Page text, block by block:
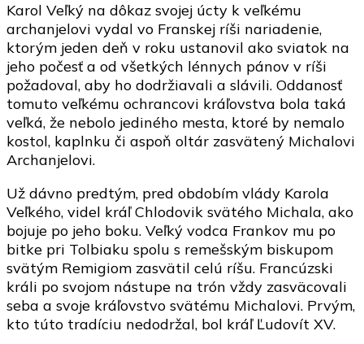
Karol Veľký na dôkaz svojej úcty k veľkému
archanjelovi vydal vo Franskej ríši nariadenie,
ktorým jeden deň v roku ustanovil ako sviatok na
jeho počesť a od všetkých lénnych pánov v ríši
požadoval, aby ho dodržiavali a slávili. Oddanosť
tomuto veľkému ochrancovi kráľovstva bola taká
veľká, že nebolo jediného mesta, ktoré by nemalo
kostol, kaplnku či aspoň oltár zasvätený Michalovi
Archanjelovi.
Už dávno predtým, pred obdobím vlády Karola
Veľkého, videl kráľ Chlodovik svätého Michala, ako
bojuje po jeho boku. Veľký vodca Frankov mu po
bitke pri Tolbiaku spolu s remešským biskupom
svätým Remigiom zasvätil celú ríšu. Francúzski
králi po svojom nástupe na trón vždy zasväcovali
seba a svoje kráľovstvo svätému Michalovi. Prvým,
kto túto tradíciu nedodržal, bol kráľ Ľudovít XV.